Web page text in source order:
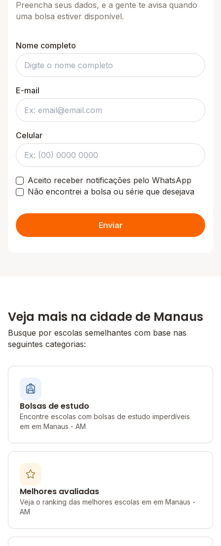
Preencha seus dados, e a gente te avisa quando
uma bolsa estiver disponível.
Nome completo
E-mail
Celular
Aceito receber notificações pelo WhatsApp
Não encontrei a bolsa ou série que desejava
Enviar
Veja mais na cidade de Manaus
Busque por escolas semelhantes com base nas
seguintes categorias:
Bolsas de estudo
Encontre escolas com bolsas de estudo imperdíveis
em em Manaus - AM
Melhores avaliadas
Veja o ranking das melhores escolas em em Manaus -
AM